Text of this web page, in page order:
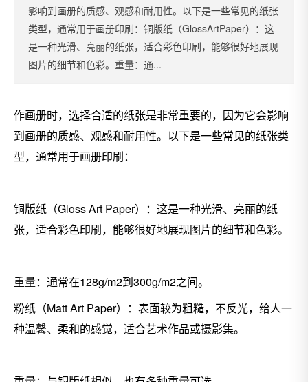
影响到画册的质感、观感和耐用性。以下是一些常见的纸张
类型，通常用于画册印刷：铜版纸（GlossArtPaper）：这
是一种光滑、亮丽的纸张，适合彩色印刷，能够很好地展现
图片的细节和色彩。重量：通...
作画册时，选择合适的纸张是非常重要的，因为它会影响
到画册的质感、观感和耐用性。以下是一些常见的纸张类
型，通常用于画册印刷：
铜版纸（Gloss Art Paper）：这是一种光滑、亮丽的纸
张，适合彩色印刷，能够很好地展现图片的细节和色彩。
重量：通常在128g/m2到300g/m2之间。
粉纸（Matt Art Paper）：表面较为粗糙，不反光，给人一
种温馨、柔和的感觉，适合艺术作品或摄影集。